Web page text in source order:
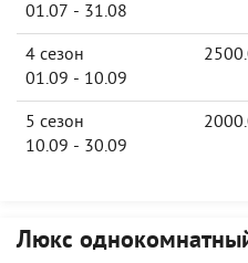
01.07 - 31.08
4 сезон
01.09 - 10.09
5 сезон
10.09 - 30.09
Люкс